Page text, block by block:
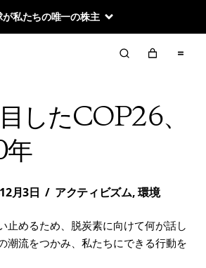
が私たちの唯一の株主
したCOP26、
月3日 / アクティビズム,環境
止めるため、脱炭素に向けて何が話し
潮流をつかみ、私たちにできる行動を